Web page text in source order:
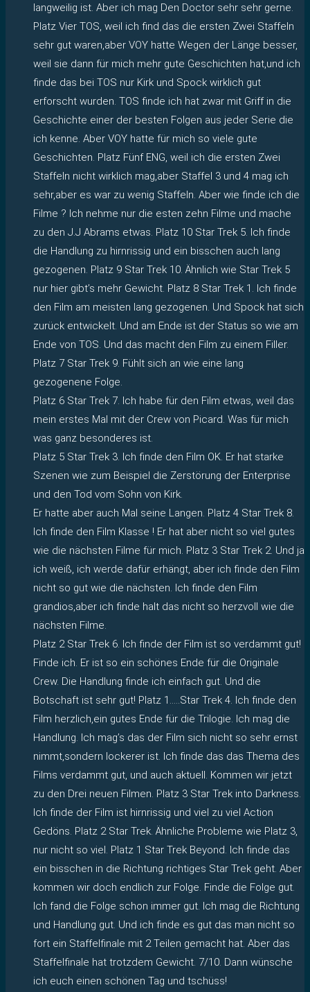
langweilig ist. Aber ich mag Den Doctor sehr sehr gerne.
Platz Vier TOS, weil ich find das die ersten Zwei Staffeln
sehr gut waren,aber VOY hatte Wegen der Länge besser,
weil sie dann für mich mehr gute Geschichten hat,und ich
finde das bei TOS nur Kirk und Spock wirklich gut
erforscht wurden. TOS finde ich hat zwar mit Griff in die
Geschichte einer der besten Folgen aus jeder Serie die
ich kenne. Aber VOY hatte für mich so viele gute
Geschichten. Platz Fünf ENG, weil ich die ersten Zwei
Staffeln nicht wirklich mag,aber Staffel 3 und 4 mag ich
sehr,aber es war zu wenig Staffeln. Aber wie finde ich die
Filme ? Ich nehme nur die esten zehn Filme und mache
zu den J.J Abrams etwas. Platz 10 Star Trek 5. Ich finde
die Handlung zu hirnrissig und ein bisschen auch lang
gezogenen. Platz 9 Star Trek 10. Ähnlich wie Star Trek 5
nur hier gibt’s mehr Gewicht. Platz 8 Star Trek 1. Ich finde
den Film am meisten lang gezogenen. Und Spock hat sich
zurück entwickelt. Und am Ende ist der Status so wie am
Ende von TOS. Und das macht den Film zu einem Filler.
Platz 7 Star Trek 9. Fühlt sich an wie eine lang
gezogenene Folge.
Platz 6 Star Trek 7. Ich habe für den Film etwas, weil das
mein erstes Mal mit der Crew von Picard. Was für mich
was ganz besonderes ist.
Platz 5 Star Trek 3. Ich finde den Film OK. Er hat starke
Szenen wie zum Beispiel die Zerstörung der Enterprise
und den Tod vom Sohn von Kirk.
Er hatte aber auch Mal seine Langen. Platz 4 Star Trek 8.
Ich finde den Film Klasse ! Er hat aber nicht so viel gutes
wie die nächsten Filme für mich. Platz 3 Star Trek 2. Und ja
ich weiß, ich werde dafür erhängt, aber ich finde den Film
nicht so gut wie die nächsten. Ich finde den Film
grandios,aber ich finde halt das nicht so herzvoll wie die
nächsten Filme.
Platz 2 Star Trek 6. Ich finde der Film ist so verdammt gut!
Finde ich. Er ist so ein schönes Ende für die Originale
Crew. Die Handlung finde ich einfach gut. Und die
Botschaft ist sehr gut! Platz 1…..Star Trek 4. Ich finde den
Film herzlich,ein gutes Ende für die Trilogie. Ich mag die
Handlung. Ich mag’s das der Film sich nicht so sehr ernst
nimmt,sondern lockerer ist. Ich finde das das Thema des
Films verdammt gut, und auch aktuell. Kommen wir jetzt
zu den Drei neuen Filmen. Platz 3 Star Trek into Darkness.
Ich finde der Film ist hirnrissig und viel zu viel Action
Gedöns. Platz 2 Star Trek. Ähnliche Probleme wie Platz 3,
nur nicht so viel. Platz 1 Star Trek Beyond. Ich finde das
ein bisschen in die Richtung richtiges Star Trek geht. Aber
kommen wir doch endlich zur Folge. Finde die Folge gut.
Ich fand die Folge schon immer gut. Ich mag die Richtung
und Handlung gut. Und ich finde es gut das man nicht so
fort ein Staffelfinale mit 2 Teilen gemacht hat. Aber das
Staffelfinale hat trotzdem Gewicht. 7/10. Dann wünsche
ich euch einen schönen Tag und tschüss!